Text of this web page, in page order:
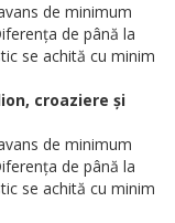
de minimum
de până la
se achită cu minim
croaziere și
de minimum
de până la
se achită cu minim